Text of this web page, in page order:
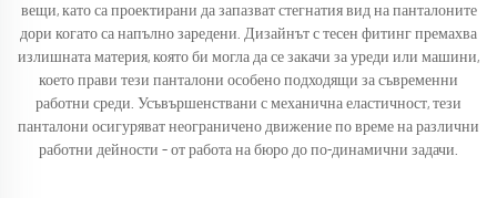
вещи, като са проектирани да запазват стегнатия вид на панталоните
дори когато са напълно заредени. Дизайнът с тесен фитинг премахва
излишната материя, която би могла да се закачи за уреди или машини,
което прави тези панталони особено подходящи за съвременни
работни среди. Усъвършенствани с механична еластичност, тези
панталони осигуряват неограничено движение по време на различни
работни дейности – от работа на бюро до по-динамични задачи.